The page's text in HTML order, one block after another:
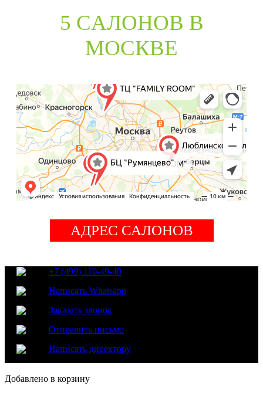
5 CАЛОНОВ В
МОСКВЕ
АДРЕС САЛОНОВ
+7 (499) 110-49-40
Написать Whatsapp
Заказать звонок
Отправить письмо
Написать директору
Добавлено в корзину